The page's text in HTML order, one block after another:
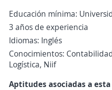
Educación mínima:
3 años de experiencia
Idiomas: Inglés
Conocimientos:
Logística, Niif
Aptitudes asociadas a